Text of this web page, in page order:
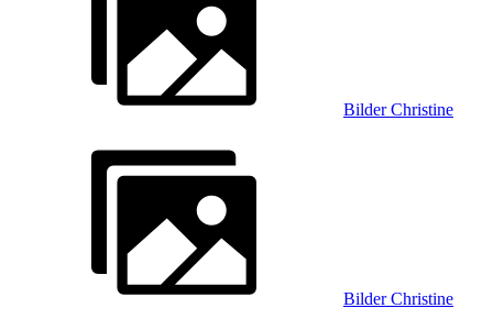
Bilder Christine
Bilder Christine